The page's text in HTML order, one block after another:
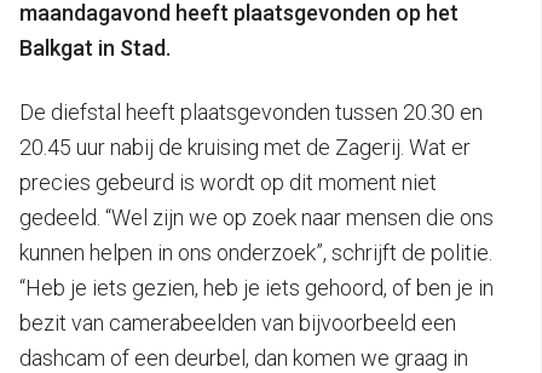
maandagavond heeft plaatsgevonden op het
Balkgat in Stad.
De diefstal heeft plaatsgevonden tussen 20.30 en
20.45 uur nabij de kruising met de Zagerij. Wat er
precies gebeurd is wordt op dit moment niet
gedeeld. “Wel zijn we op zoek naar mensen die ons
kunnen helpen in ons onderzoek”, schrijft de politie.
“Heb je iets gezien, heb je iets gehoord, of ben je in
bezit van camerabeelden van bijvoorbeeld een
dashcam of een deurbel, dan komen we graag in